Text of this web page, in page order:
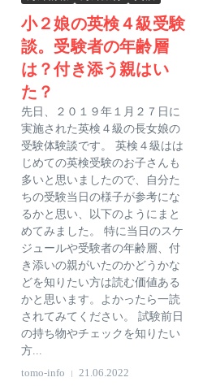
小２娘の英検４級受験
談。受験者の年齢層
は？付き添う親はい
た？
先日、２０１９年１月２７日に
実施された英検４級の長女娘の
受験体験談です。 英検４級はは
じめての英検受験のお子さんも
多いと思いましたので、自分た
ちの受験当日の様子が参考にな
るかと思い、以下のようにまと
めてみました。 特に当日のスケ
ジュールや受験者の年齢層、付
き添いの親がいたのかどうかな
どを知りたい方は読む価値ある
かと思います。よかったら一読
されてみてください。 試験前日
の持ち物やチェックを知りたい
方...
tomo-info
21.06.2022